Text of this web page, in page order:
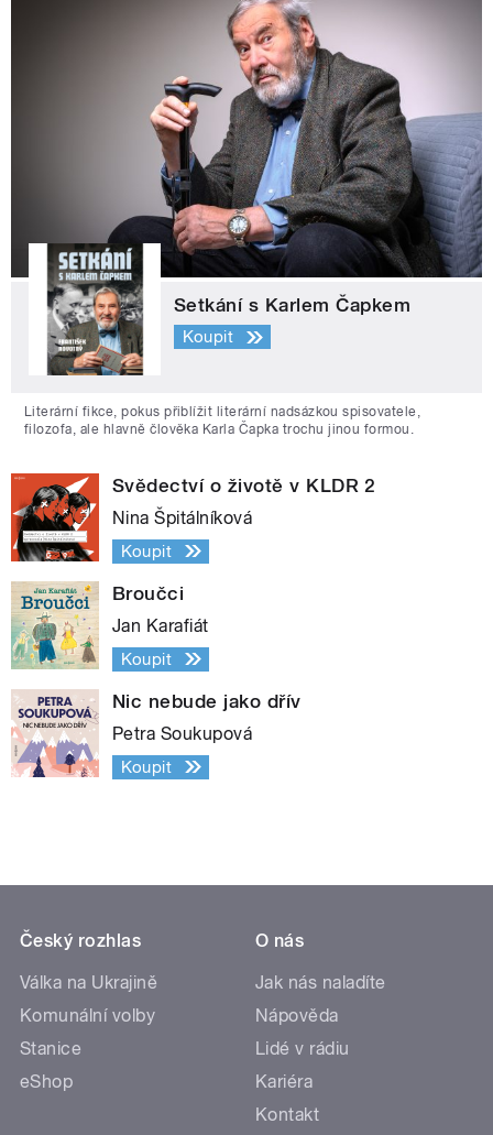
Setkání s Karlem Čapkem
Koupit
Literární fikce, pokus přiblížit literární nadsázkou spisovatele,
filozofa, ale hlavně člověka Karla Čapka trochu jinou formou.
Svědectví o životě v KLDR 2
Nina Špitálníková
Koupit
Broučci
Jan Karafiát
Koupit
Nic nebude jako dřív
Petra Soukupová
Koupit
Český rozhlas
Válka na Ukrajině
Komunální volby
Stanice
eShop
O nás
Jak nás naladíte
Nápověda
Lidé v rádiu
Kariéra
Kontakt